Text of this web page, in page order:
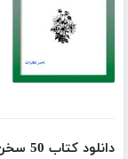
دانلود کتاب 50 سخن قصار